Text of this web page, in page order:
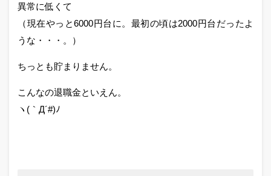
異常に低くて
（現在やっと6000円台に。最初の頃は2000円台だったよ
うな・・・。）
ちっとも貯まりません。
こんなの退職金といえん。
ヽ(｀Д´#)ﾉ